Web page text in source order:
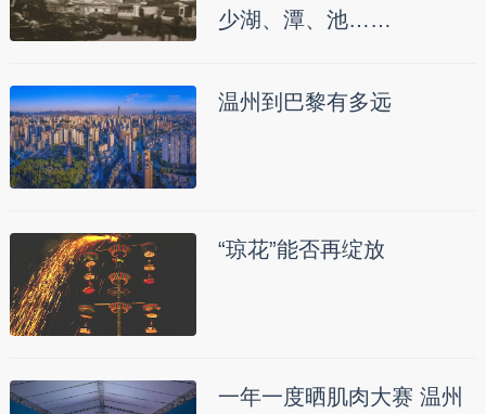
少湖、潭、池……
温州到巴黎有多远
“琼花”能否再绽放
一年一度晒肌肉大赛 温州